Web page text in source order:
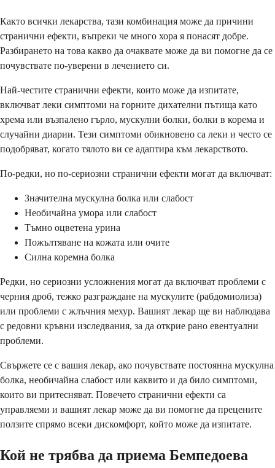
Както всички лекарства, тази комбинация може да причини
странични ефекти, въпреки че много хора я понасят добре.
Разбирането на това какво да очаквате може да ви помогне да се
почувствате по-уверени в лечението си.
Най-честите странични ефекти, които може да изпитате,
включват леки симптоми на горните дихателни пътища като
хрема или възпалено гърло, мускулни болки, болки в корема и
случайни диарии. Тези симптоми обикновено са леки и често се
подобряват, когато тялото ви се адаптира към лекарството.
По-редки, но по-сериозни странични ефекти могат да включват:
Значителна мускулна болка или слабост
Необичайна умора или слабост
Тъмно оцветена урина
Пожълтяване на кожата или очите
Силна коремна болка
Редки, но сериозни усложнения могат да включват проблеми с
черния дроб, тежко разграждане на мускулите (рабдомиолиза)
или проблеми с жлъчния мехур. Вашият лекар ще ви наблюдава
с редовни кръвни изследвания, за да открие рано евентуални
проблеми.
Свържете се с вашия лекар, ако почувствате постоянна мускулна
болка, необичайна слабост или каквито и да било симптоми,
които ви притесняват. Повечето странични ефекти са
управляеми и вашият лекар може да ви помогне да прецените
ползите спрямо всеки дискомфорт, който може да изпитате.
Кой не трябва да приема Бемпедоева